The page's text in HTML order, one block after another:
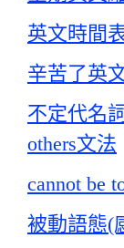
英文時間
辛苦了英
不定代名
others文法
cannot be
被動語態(